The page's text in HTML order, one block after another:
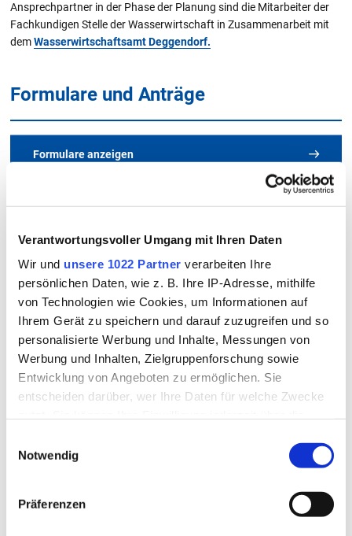
Verantwortungsvoller Umgang mit Ihren Daten
Wir und unsere 1022 Partner verarbeiten Ihre
persönlichen Daten, wie z. B. Ihre IP-Adresse, mithilfe
von Technologien wie Cookies, um Informationen auf
Ihrem Gerät zu speichern und darauf zuzugreifen und so
personalisierte Werbung und Inhalte, Messungen von
Werbung und Inhalten, Zielgruppenforschung sowie
Entwicklung von Angeboten zu ermöglichen. Sie
entscheiden darüber, wer Ihre Daten für welche Zwecke
Trigger Symbol ändern oder widerrufen
Informationen über Ihre geografische Lage erfassen,
Notwendig
Präferenzen
Ansprechpartner in der Phase der Planung sind die Mitarbeiter der
Fachkundigen Stelle der Wasserwirtschaft in Zusammenarbeit mit
demWasserwirtschaftsamt Deggendorf.
Formulare und Anträge
Formulare anzeigen
Alle Merkblätter und Formulare
im Überblick
C J
L M N O P Q R S T U V
W X Y Z Alle
Landratsamt Rottal-Inn
84347 Pfarrkirchen
08561/20-310, -350
08561/20-353
Jetzt Kontakt aufnehmen
Weiterführende Informationen